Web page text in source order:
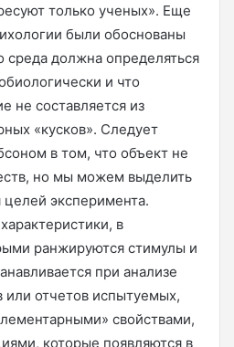
только ученых». Еще
были обоснованы
среда должна определяться
и что
не составляется из
«кусков». Следует
в том, что объект не
но мы можем выделить
целей эксперимента.
в
ранжируются стимулы и
при анализе
или отчетов испытуемых,
свойствами,
которые появляются в